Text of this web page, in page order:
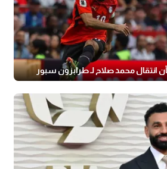
انتقال محمد صلاح لـ طرابزون سبور